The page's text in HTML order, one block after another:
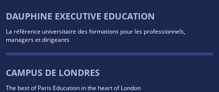
DAUPHINE EXECUTIVE EDUCATION
La référence universitaire des formations pour les professionnels,
managers et dirigeants
CAMPUS DE LONDRES
The best of Paris Education in the heart of London